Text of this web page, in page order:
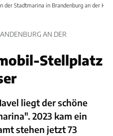
der Stadtmarina in Brandenburg an der
AN DER
Stellplatz
liegt der schöne
2023 kam ein
stehen jetzt 73